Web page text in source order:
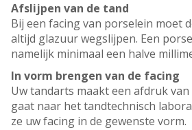
Afslijpen van de tand
Bij een facing van porselein moet
altijd glazuur wegslijpen. Een
namelijk minimaal een halve
In vorm brengen van de facing
Uw tandarts maakt een afdruk
gaat naar het tandtechnisch
ze uw facing in de gewenste vorm.